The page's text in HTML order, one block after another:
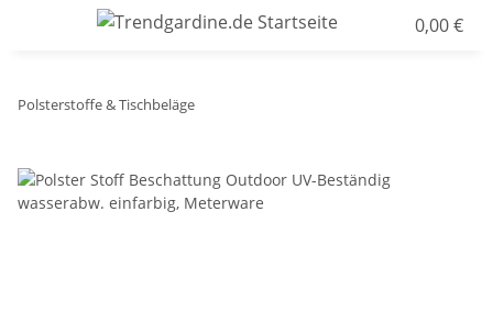
0,00 €
Polsterstoffe & Tischbeläge